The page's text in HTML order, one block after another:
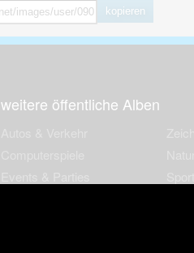
kopieren
weitere öffentliche Alben